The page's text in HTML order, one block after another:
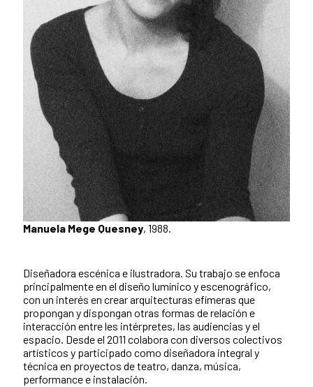
Manuela Mege Quesney, 1988.
Diseñadora escénica e ilustradora. Su trabajo se enfoca
principalmente en el diseño lumínico y escenográfico,
con un interés en crear arquitecturas efímeras que
propongan y dispongan otras formas de relación e
interacción entre les intérpretes, las audiencias y el
espacio. Desde el 2011 colabora con diversos colectivos
artísticos y participado como diseñadora integral y
técnica en proyectos de teatro, danza, música,
performance e instalación.